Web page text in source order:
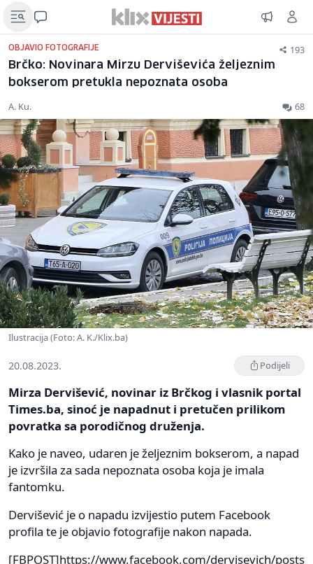
OBJAVIO FOTOGRAFIJE 193
Brčko: Novinara Mirzu Derviševića željeznim
bokserom pretukla nepoznata osoba
A. Ku. 68
Ilustracija (Foto: A. K./Klix.ba)
20.08.2023. Podijeli
Mirza Dervišević, novinar iz Brčkog i vlasnik portal
Times.ba, sinoć je napadnut i pretučen prilikom
povratka sa porodičnog druženja.
Kako je naveo, udaren je željeznim bokserom, a napad
je izvršila za sada nepoznata osoba koja je imala
fantomku.
Dervišević je o napadu izvijestio putem Facebook
profila te je objavio fotografije nakon napada.
[FBPOST]https://www.facebook.com/dervisevich/posts